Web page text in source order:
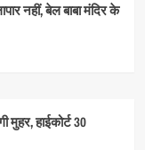
नहीं, बेल बाबा मंदिर के
हाईकोर्ट 30